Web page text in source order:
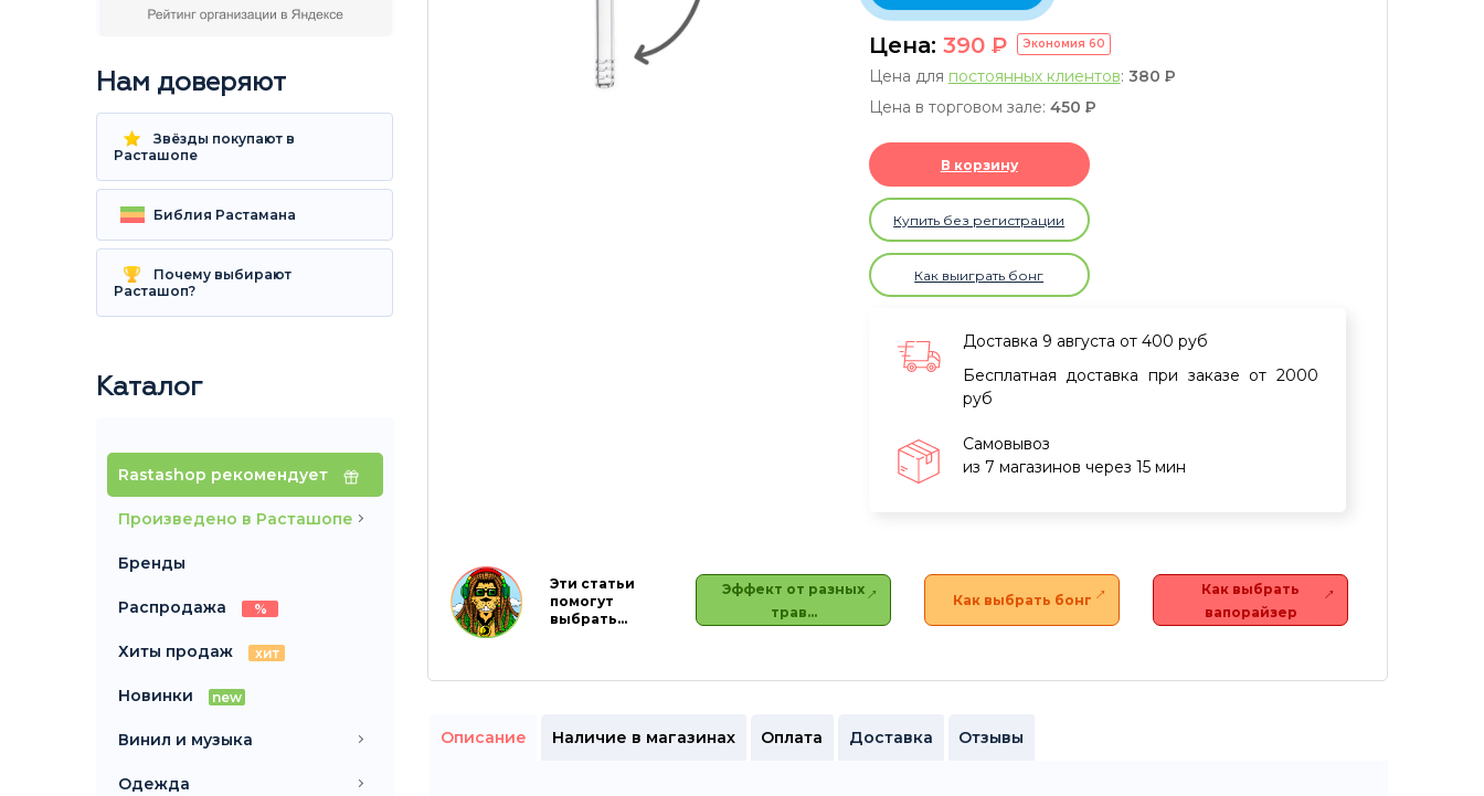
Нам доверяют
Звёзды покупают в
Расташопе
Библия Растамана
Почему выбирают
Расташоп?
Каталог
Rastashop рекомендует
Произведено в Расташопе
Бренды
Распродажа %
Хиты продаж хит
Новинки new
Винил и музыка
Одежда
Цена: 390 P Экономия 60
Цена для постоянных клиентов: 380 P
Цена в торговом зале: 450 P
В корзину
Купить без регистрации
Как выиграть бонг
Доставка 9 августа от 400 руб
Бесплатная доставка при заказе от 2000
руб
Самовывоз
из 7 магазинов через 15 мин
Эти статьи
помогут
выбрать…
Эффект от разных
трав…
Как выбрать бонг
Как выбрать
вапорайзер
Описание Наличие в магазинах Оплата Доставка Отзывы